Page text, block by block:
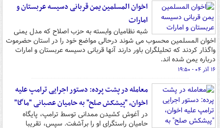
اخوان المسلمین یمن قربانی دسیسه عربستان و
امارات
شبه نظامیان وابسته به حزب اصلاح که مدل یمنی
اخوان المسلمین محسوب می شوند درحالی مواضع خود را در استان حضرموت
واگذار کردند که تحلیلگران باور دارند آنها قربانی دسیسه عربستان و امارات
درباره یمن شده اند.
۱۶ آذر ۰۴ - ۱۹:۵۰
معامله در پشت پرده: دستور اجرایی ترامپ علیه
اخوان، "پیشکش صلح" به حامیان عصبانی "ماگا"
در آغوش کشیدن ممدانی توسط ترامپ، پایگاه
حامیان راستگرای او را برآشفت. سپس، تقریبا